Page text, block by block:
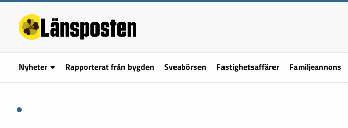
Nyheter Rapporterat från bygden Sveabörsen Fastighetsaffärer Familjeannons